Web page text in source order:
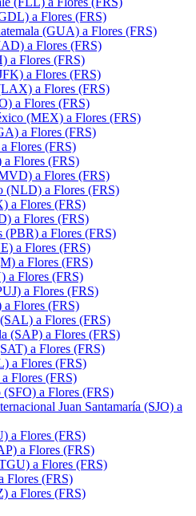
a Flores (FRS)
(GUA) a Flores (FRS)
a Flores (FRS)
a Flores (FRS)
a Flores (FRS)
a Flores (FRS)
a Flores (FRS)
(MEX) a Flores (FRS)
a Flores (FRS)
Flores (FRS)
Flores (FRS)
a Flores (FRS)
(NLD) a Flores (FRS)
a Flores (FRS)
a Flores (FRS)
(PBR) a Flores (FRS)
a Flores (FRS)
a Flores (FRS)
a Flores (FRS)
a Flores (FRS)
a Flores (FRS)
a Flores (FRS)
(SAP) a Flores (FRS)
a Flores (FRS)
a Flores (FRS)
Flores (FRS)
(SFO) a Flores (FRS)
Juan Santamaría (SJO) a
a Flores (FRS)
a Flores (FRS)
a Flores (FRS)
Flores (FRS)
a Flores (FRS)